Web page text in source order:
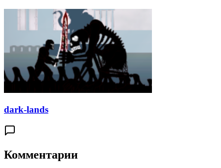
dark-lands
Комментарии